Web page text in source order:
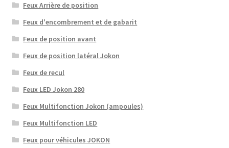
Feux Arrière de position
Feux d'encombrement et de gabarit
Feux de position avant
Feux de position latéral Jokon
Feux de recul
Feux LED Jokon 280
Feux Multifonction Jokon (ampoules)
Feux Multifonction LED
Feux pour véhicules JOKON